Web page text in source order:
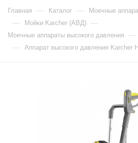
Главная — Каталог — Моечные
— Мойки Karcher (АВД) —
Моечные аппараты высокого давления —
— Аппарат высокого давления Karcher